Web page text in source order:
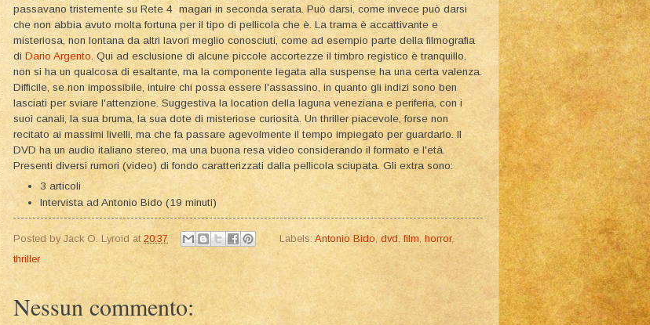
passavano tristemente su Rete 4 magari in seconda serata. Può darsi, come invece può darsi
che non abbia avuto molta fortuna per il tipo di pellicola che è. La trama è accattivante e
misteriosa, non lontana da altri lavori meglio conosciuti, come ad esempio parte della filmografia
di Dario Argento . Qui ad esclusione di alcune piccole accortezze il timbro registico è tranquillo,
non si ha un qualcosa di esaltante, ma la componente legata alla suspense ha una certa valenza.
Difficile, se non impossibile, intuire chi possa essere l'assassino, in quanto gli indizi sono ben
lasciati per sviare l'attenzione. Suggestiva la location della laguna veneziana e periferia, con i
suoi canali, la sua bruma, la sua dote di misteriose curiosità. Un thriller piacevole, forse non
recitato ai massimi livelli, ma che fa passare agevolmente il tempo impiegato per guardarlo. Il
DVD ha un audio italiano stereo, ma una buona resa video considerando il formato e l'età.
Presenti diversi rumori (video) di fondo caratterizzati dalla pellicola sciupata. Gli extra sono:
3 articoli
Intervista ad Antonio Bido (19 minuti)
Posted by Jack O. Lyroid at 20:37 Labels: Antonio Bido , dvd film horror,
thriller
Nessun commento: